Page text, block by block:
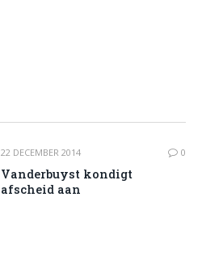
22 DECEMBER 2014 0
Vanderbuyst kondigt
afscheid aan